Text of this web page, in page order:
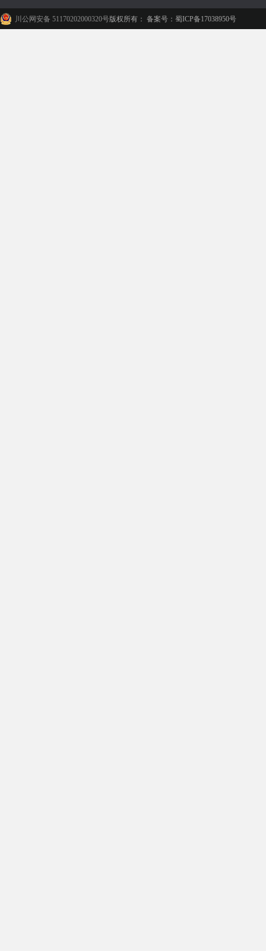
川公网安备 51170202000320号版权所有： 备案号：蜀ICP备17038950号